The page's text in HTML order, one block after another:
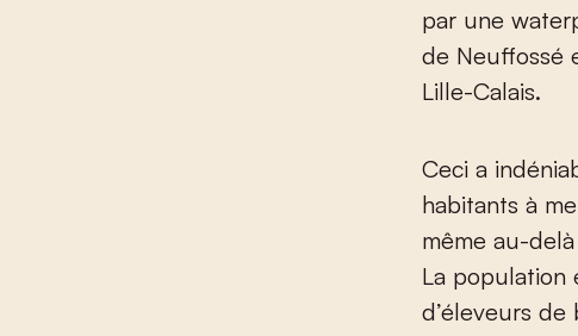
par une
de Neuffossé
Lille-Calais.
Ceci a
habitants à
même au-
La population
d’éleveurs